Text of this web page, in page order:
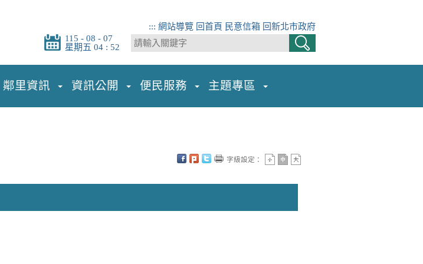
::: 網站導覽 回首頁 民意信箱 回新北市政府
115 - 08 - 07
星期五 04 : 52
鄰里資訊 資訊公開 便民服務 主題專區
字級設定：